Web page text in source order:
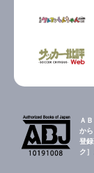
Ａ
か
登
ク